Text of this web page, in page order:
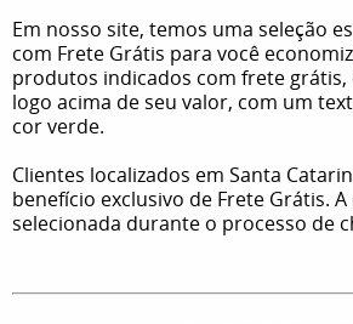
Em nosso site, temos uma seleção
com Frete Grátis para você
produtos indicados com frete grátis,
logo acima de seu valor, com um
cor verde.
Clientes localizados em Santa
benefício exclusivo de Frete Grátis.
selecionada durante o processo de